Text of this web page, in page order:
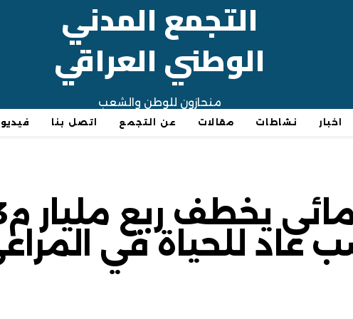
التجمع المدني
الوطني العراقي
منحازون للوطن والشعب
اخبار نشاطات مقالات عن التجمع اتصل بنا
عاد للحياة في